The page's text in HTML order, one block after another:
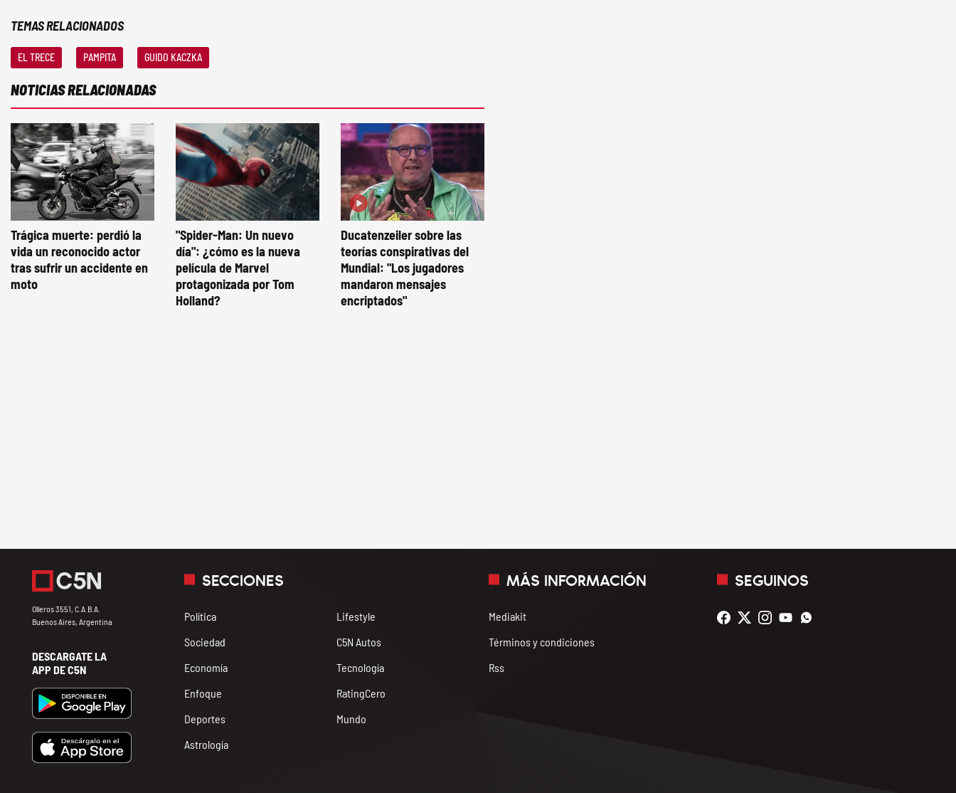
TEMAS RELACIONADOS
EL TRECE PAMPITA GUIDO KACZKA
NOTICIAS RELACIONADAS
Trágica muerte: perdió la
vida un reconocido actor
tras sufrir un accidente en
moto
"Spider-Man: Un nuevo
día": ¿cómo es la nueva
película de Marvel
protagonizada por Tom
Holland?
Ducatenzeiler sobre las
teorías conspirativas del
Mundial: "Los jugadores
mandaron mensajes
encriptados"
Olleros 3551, C.A.B.A.
Buenos Aires, Argentina
DESCARGATE LA
APP DE C5N
SECCIONES
Política
Sociedad
Economía
Enfoque
Deportes
Astrología
Lifestyle
C5N Autos
Tecnología
RatingCero
Mundo
MÁS INFORMACIÓN
Mediakit
Términos y condiciones
Rss
SEGUINOS